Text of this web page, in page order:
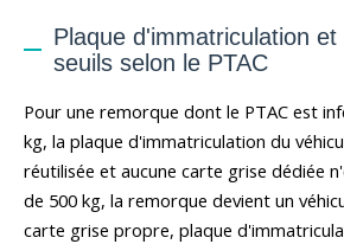
Plaque d'immatriculation
seuils selon le PTAC
Pour une remorque dont le PTAC est
kg, la plaque d'immatriculation du
réutilisée et aucune carte grise dédiée
de 500 kg, la remorque devient un
carte grise propre, plaque